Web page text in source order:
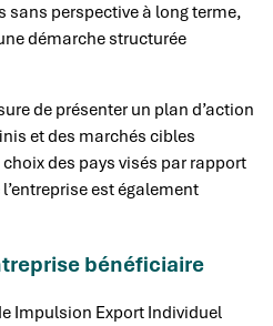
perspective à long terme,
démarche structurée
de présenter un plan d’action
et des marchés cibles
des pays visés par rapport
est également
bénéficiaire
Impulsion Export Individuel